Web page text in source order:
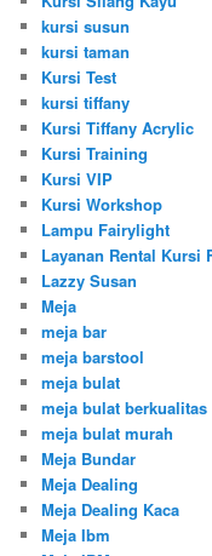
kursi susun
kursi taman
Kursi Test
kursi tiffany
Kursi Tiffany Acrylic
Kursi Training
Kursi VIP
Kursi Workshop
Lampu Fairylight
Layanan Rental Kursi
Lazzy Susan
Meja
meja bar
meja barstool
meja bulat
meja bulat berkualitas
meja bulat murah
Meja Bundar
Meja Dealing
Meja Dealing Kaca
Meja Ibm